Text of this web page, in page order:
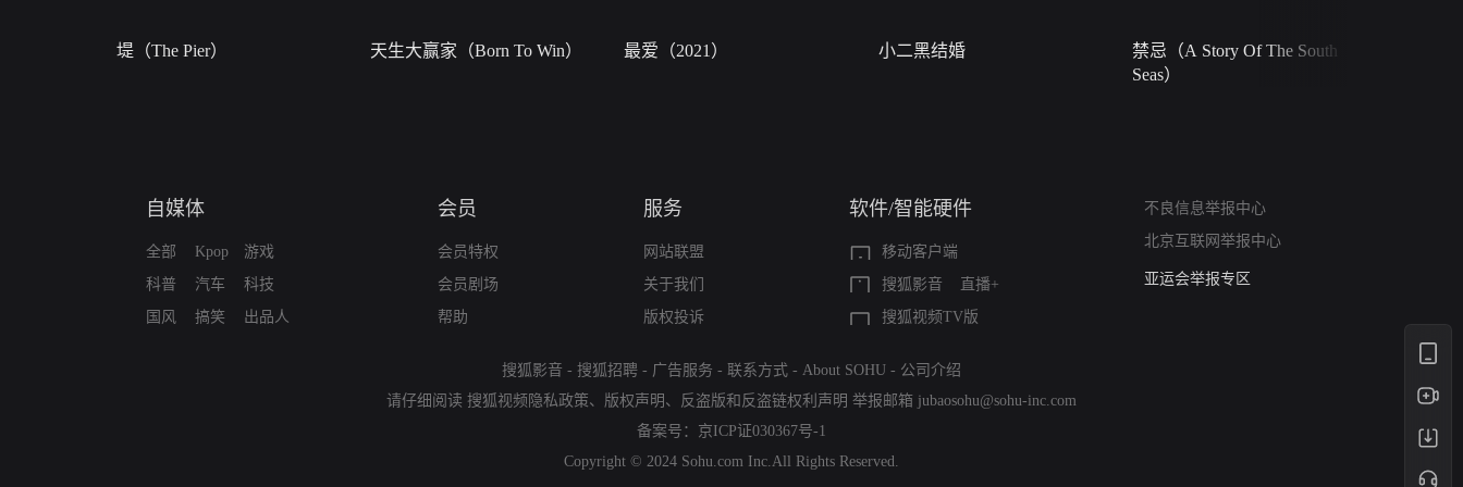
堤（The Pier） 天生大赢家（Born To Win） 最爱（2021） 小二黑结婚
禁忌（A Story Of The South
Seas）
自媒体
全部
科普
国风
Kpop
汽车
搞笑
游戏
科技
出品人
会员
会员特权
会员剧场
帮助
服务
网站联盟
关于我们
版权投诉
软件/智能硬件
移动客户端
搜狐影音
直播+
搜狐视频TV版
不良信息举报中心
北京互联网举报中心
亚运会举报专区
涉历史虚无举报
搜狐影音 - 搜狐招聘 - 广告服务 - 联系方式 - About SOHU - 公司介绍
请仔细阅读 搜狐视频隐私政策、 版权声明 、 反盗版和反盗链权利声明 举报邮箱 jubaosohu@sohu-inc.com
备案号： 京ICP证030367号-1
Copyright © 2024 Sohu.com Inc.All Rights Reserved.